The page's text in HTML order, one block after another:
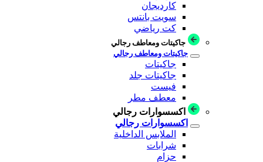
كارديجان
سويت بانتس
كت رياضي
جاكيتات ومعاطف رجالي
جاكيتات ومعاطف رجالي
جاكيتات
جاكيتات جلد
فيست
معطف مطر
اكسسوارات رجالي
اكسسوارات رجالي
الملابس الداخلية
شرابات
حزام